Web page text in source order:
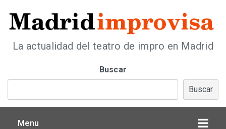
La actualidad del teatro de impro en Madrid
Buscar
Buscar
Menu